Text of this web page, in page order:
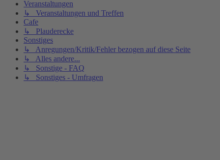
Veranstaltungen
↳ Veranstaltungen und Treffen
Cafe
↳ Plauderecke
Sonstiges
↳ Anregungen/Kritik/Fehler bezogen auf diese Seite
↳ Alles andere...
↳ Sonstige - FAQ
↳ Sonstiges - Umfragen